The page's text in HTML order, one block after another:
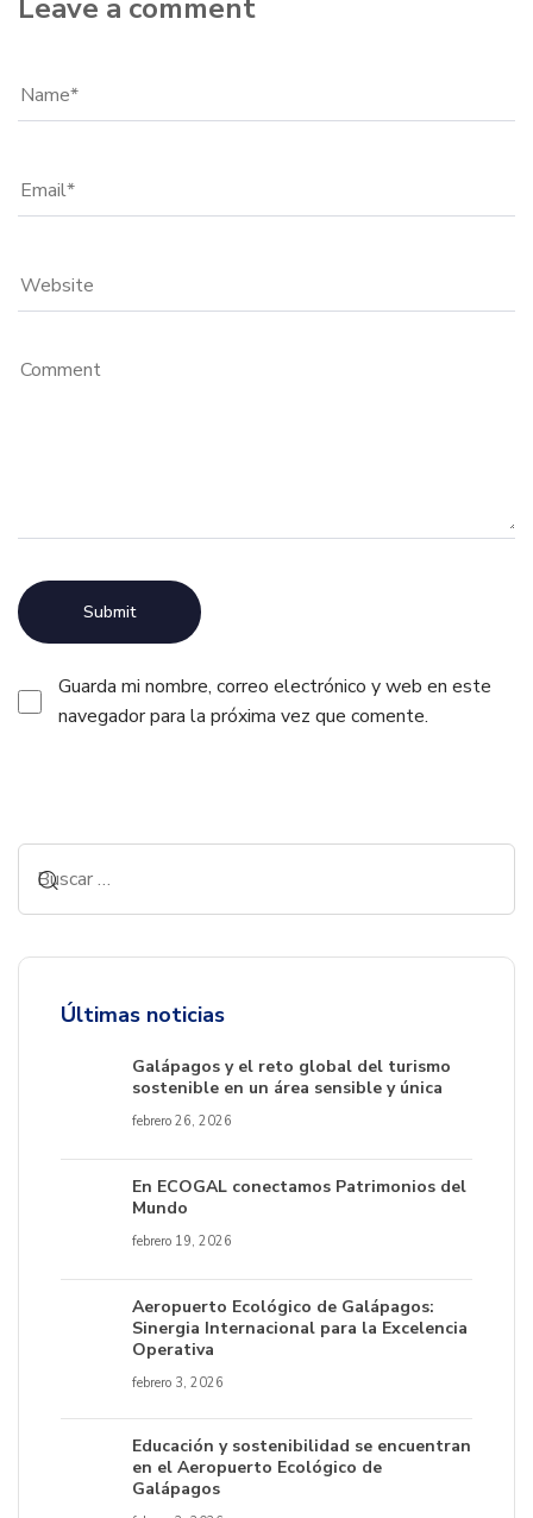
Leave a comment
Guarda mi nombre, correo electrónico y web en este
navegador para la próxima vez que comente.
Últimas noticias
Galápagos y el reto global del turismo
sostenible en un área sensible y única
febrero 26, 2026
En ECOGAL conectamos Patrimonios del
Mundo
febrero 19, 2026
Aeropuerto Ecológico de Galápagos:
Sinergia Internacional para la Excelencia
Operativa
febrero 3, 2026
Educación y sostenibilidad se encuentran
en el Aeropuerto Ecológico de
Galápagos